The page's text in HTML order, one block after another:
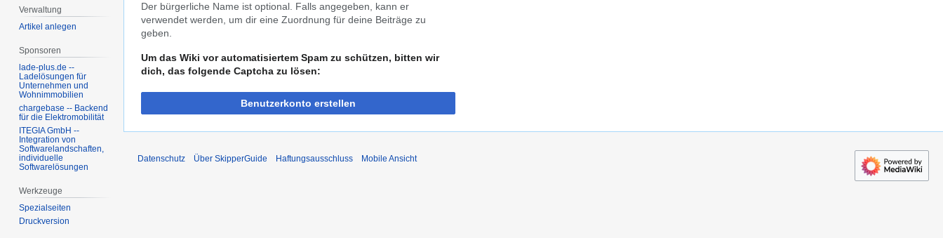
Der bürgerliche Name ist optional. Falls angegeben, kann er
verwendet werden, um dir eine Zuordnung für deine Beiträge zu
geben.
Um das Wiki vor automatisiertem Spam zu schützen, bitten wir
dich, das folgende Captcha zu lösen:
Benutzerkonto erstellen
Verwaltung
Artikel anlegen
Sponsoren
lade-plus.de --
Ladelösungen für
Unternehmen und
Wohnimmobilien
chargebase -- Backend
für die Elektromobilität
ITEGIA GmbH --
Integration von
Softwarelandschaften,
individuelle
Softwarelösungen
Werkzeuge
Spezialseiten
Druckversion
Datenschutz Über SkipperGuide Haftungsausschluss Mobile Ansicht